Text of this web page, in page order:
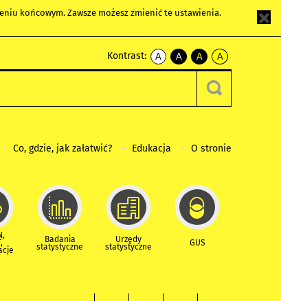
końcowym. Zawsze możesz zmienić te ustawienia.
Kontrast:
A
kontrast
A
kontrast
czarnym
A
kontrast
żółty
tekst
czarnym
A
kontrast
czarny
tekst
żółtym
Co, gdzie, jak załatwić? Edukacja O stronie
Badania
statystyczne
Urzędy
statystyczne GUS